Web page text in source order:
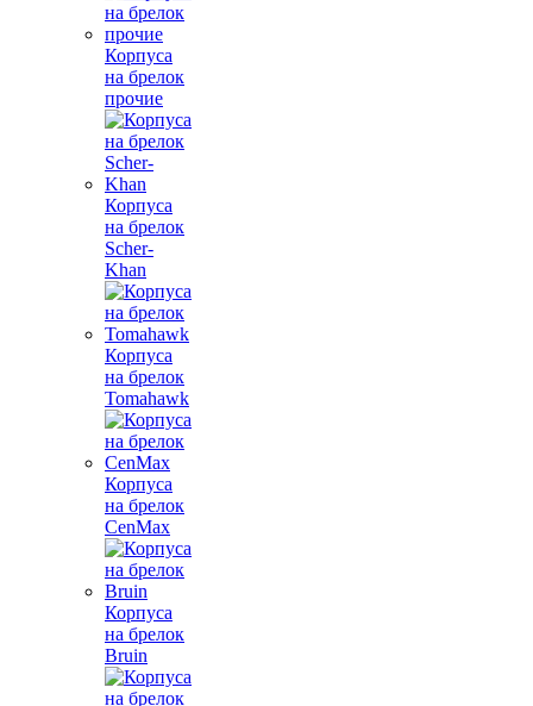
Корпуса
на брелок
прочие
Корпуса
на брелок
Scher-
Khan
Корпуса
на брелок
Tomahawk
Корпуса
на брелок
CenMax
Корпуса
на брелок
Bruin